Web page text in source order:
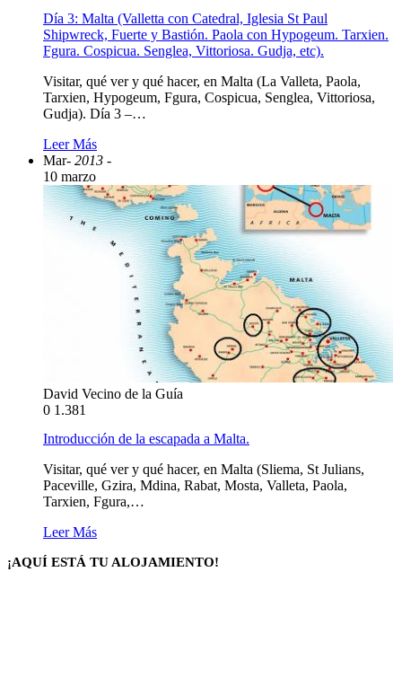
Día 3: Malta (Valletta con Catedral, Iglesia St Paul
Shipwreck, Fuerte y Bastión. Paola con Hypogeum. Tarxien.
Fgura. Cospicua. Senglea, Vittoriosa. Gudja, etc).
Visitar, qué ver y qué hacer, en Malta (La Valleta, Paola,
Tarxien, Hypogeum, Fgura, Cospicua, Senglea, Vittoriosa,
Gudja). Día 3 –…
Leer Más
Mar- 2013 -
10 marzo
David Vecino de la Guía
0 1.381
Introducción de la escapada a Malta.
Visitar, qué ver y qué hacer, en Malta (Sliema, St Julians,
Paceville, Gzira, Mdina, Rabat, Mosta, Valleta, Paola,
Tarxien, Fgura,…
Leer Más
¡AQUÍ ESTÁ TU ALOJAMIENTO!